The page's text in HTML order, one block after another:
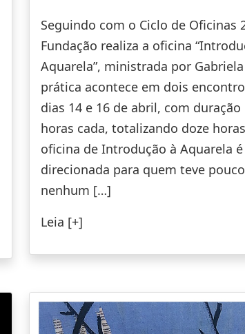
Seguindo com o Ciclo de Oficinas
Fundação realiza a oficina
Aquarela”, ministrada por
prática acontece em dois
dias 14 e 16 de abril, com duração
horas cada, totalizando doze
oficina de Introdução à Aquarela é
direcionada para quem teve
nenhum […]
Leia [+]